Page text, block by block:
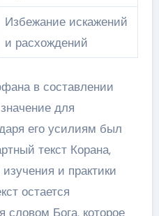
Избежание искажений
и расхождений
в составлении
для
его усилиям был
текст Корана,
и практики
остается
словом Бога, которое